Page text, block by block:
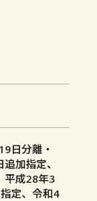
日分離・
加指定、
平成28年3
定、令和4